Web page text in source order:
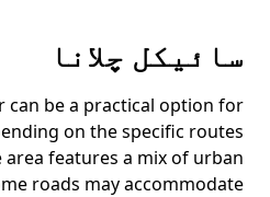
سائیکل چلانا
can be a practical option for
on the specific routes
features a mix of urban
roads may accommodate